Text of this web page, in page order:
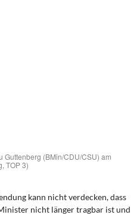
Guttenberg (BMin/CDU/CSU) am
TOP 3)
kann nicht verdecken, dass
nicht länger tragbar ist und